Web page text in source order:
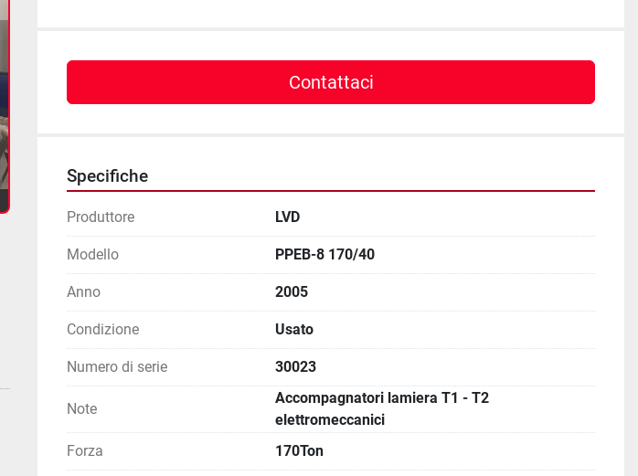
Contattaci
Specifiche
Produttore LVD
Modello PPEB-8 170/40
Anno 2005
Condizione Usato
Numero di serie 30023
Note
Accompagnatori lamiera T1 - T2
elettromeccanici
Forza
170Ton